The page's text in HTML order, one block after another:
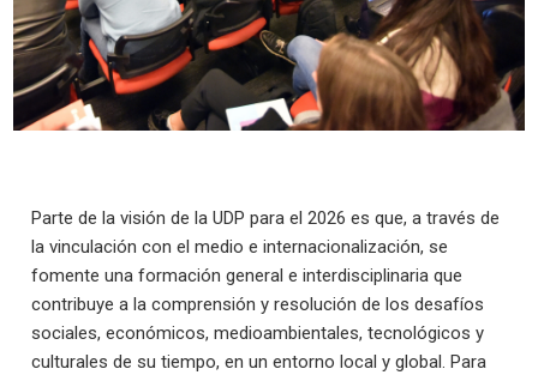
Parte de la visión de la UDP para el 2026 es que, a través de
la vinculación con el medio e internacionalización, se
fomente una formación general e interdisciplinaria que
contribuye a la comprensión y resolución de los desafíos
sociales, económicos, medioambientales, tecnológicos y
culturales de su tiempo, en un entorno local y global. Para